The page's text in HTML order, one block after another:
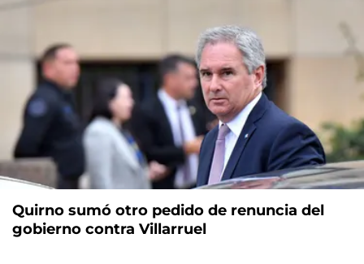
Quirno sumó otro pedido de renuncia del
gobierno contra Villarruel